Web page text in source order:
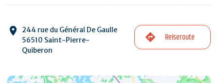
244 rue du Général De Gaulle
56510 Saint-Pierre-
Quiberon
Reiseroute